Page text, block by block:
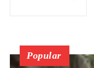
Popular